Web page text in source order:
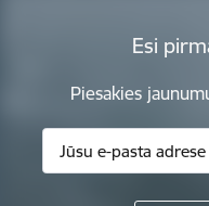
Esi
Piesakies